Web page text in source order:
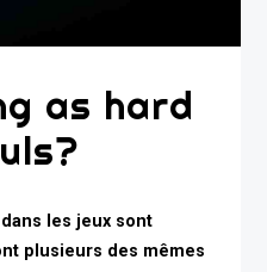
as hard
les jeux sont
plusieurs des mêmes